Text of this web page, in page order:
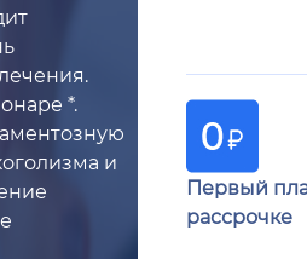
*.
и
Первый
рассрочке